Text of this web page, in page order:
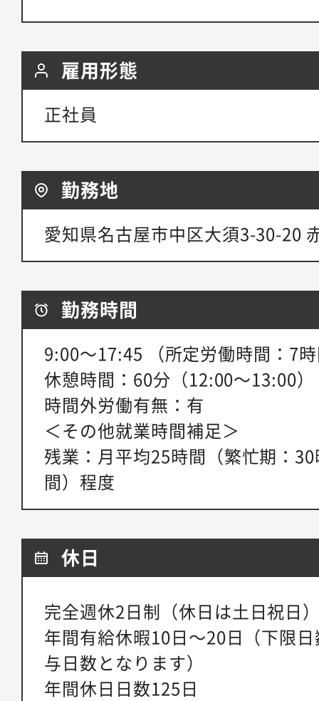
雇用形態
正社員
勤務地
愛知県名古屋市中区大須3-30-20
勤務時間
9:00～17:45 （所定労働時間：7
休憩時間：60分（12:00～13:00）
時間外労働有無：有
＜その他就業時間補足＞
残業：月平均25時間（繁忙期：
間）程度
休日
完全週休2日制（休日は土日祝日
年間有給休暇10日～20日（下限
与日数となります）
年間休日日数125日